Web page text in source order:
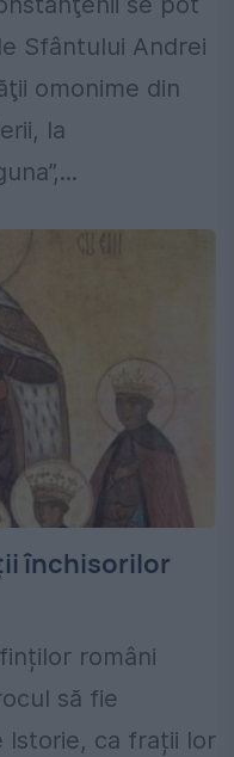
Sfântului Andrei
omonime din
la
închisorilor
români
să fie
Istorie, ca frații lor